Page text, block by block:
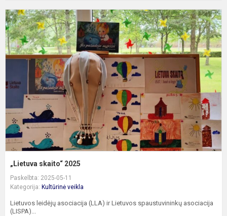
„Lietuva skaito“ 2025
Paskelbta: 2025-05-11
Kategorija: Kultūrinė veikla
Lietuvos leidėjų asociacija (LLA) ir Lietuvos spaustuvininkų asociacija
(LISPA)...